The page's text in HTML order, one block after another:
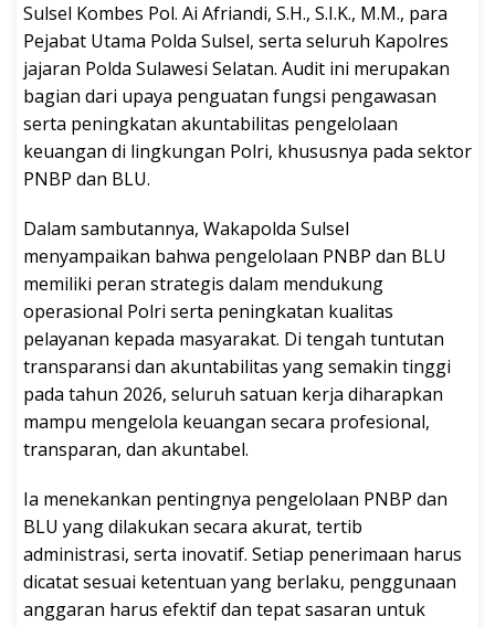
Sulsel Kombes Pol. Ai Afriandi, S.H., S.I.K., M.M., para
Pejabat Utama Polda Sulsel, serta seluruh Kapolres
jajaran Polda Sulawesi Selatan. Audit ini merupakan
bagian dari upaya penguatan fungsi pengawasan
serta peningkatan akuntabilitas pengelolaan
keuangan di lingkungan Polri, khususnya pada sektor
PNBP dan BLU.
Dalam sambutannya, Wakapolda Sulsel
menyampaikan bahwa pengelolaan PNBP dan BLU
memiliki peran strategis dalam mendukung
operasional Polri serta peningkatan kualitas
pelayanan kepada masyarakat. Di tengah tuntutan
transparansi dan akuntabilitas yang semakin tinggi
pada tahun 2026, seluruh satuan kerja diharapkan
mampu mengelola keuangan secara profesional,
transparan, dan akuntabel.
Ia menekankan pentingnya pengelolaan PNBP dan
BLU yang dilakukan secara akurat, tertib
administrasi, serta inovatif. Setiap penerimaan harus
dicatat sesuai ketentuan yang berlaku, penggunaan
anggaran harus efektif dan tepat sasaran untuk